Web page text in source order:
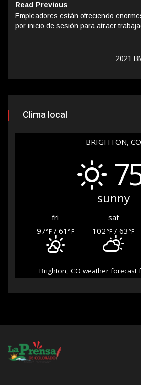
Read Previous
Empleadores están ofreciendo
por inicio de sesión para atraer
2021
Clima local
BRIGHTON, CO
sunny
fri sat
97°F / 61 °F 102°F / 63°F
Brighton, CO weather forecast